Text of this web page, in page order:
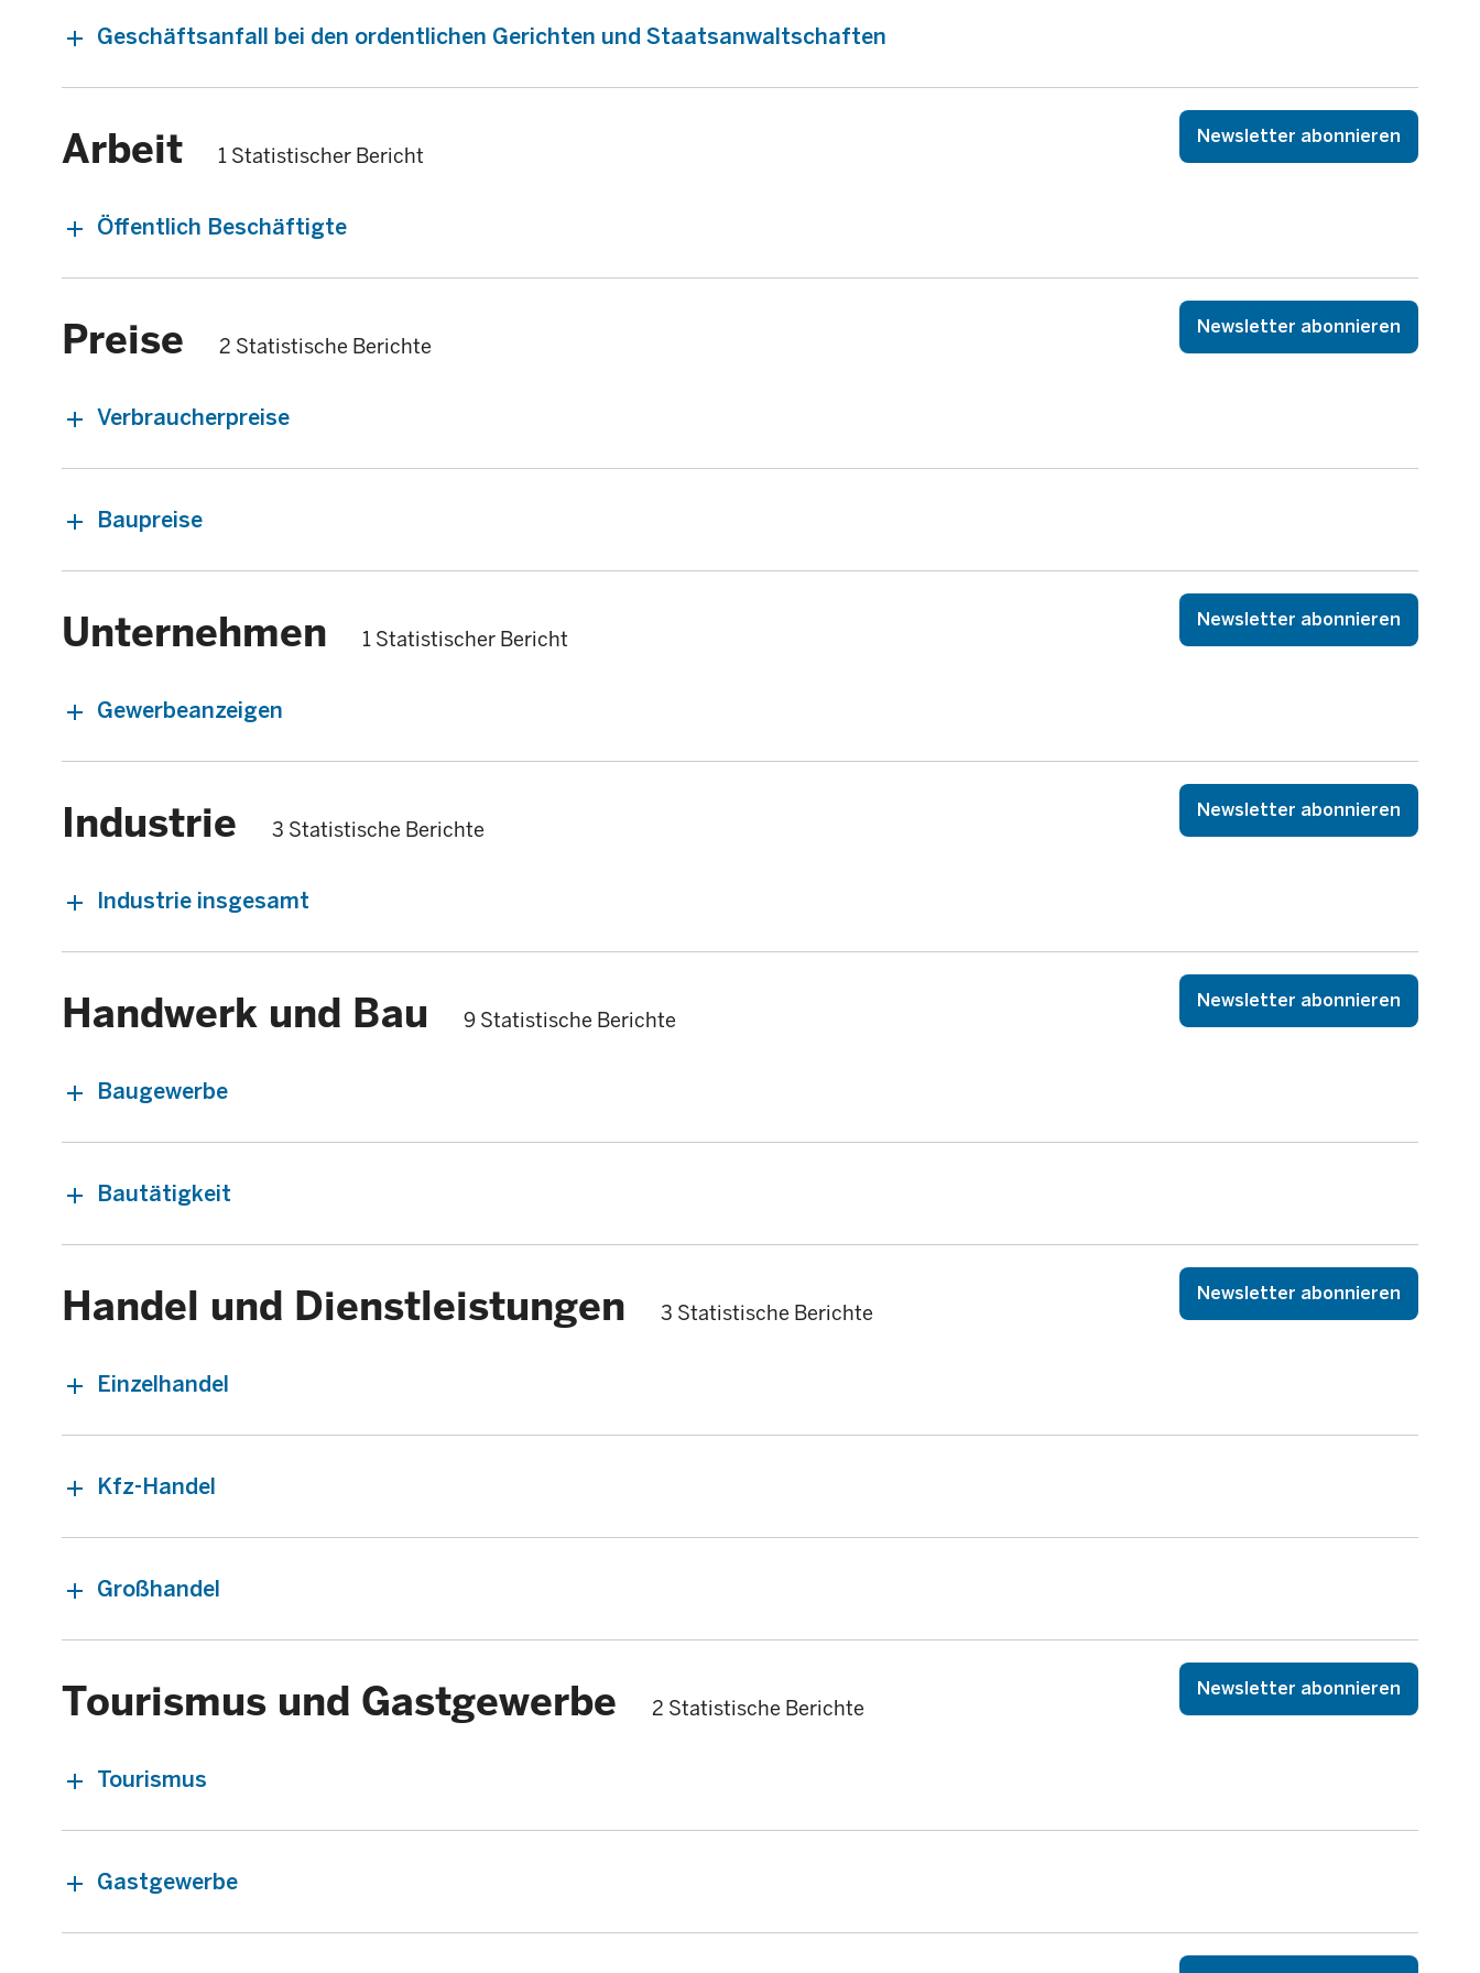
Geschäftsanfall bei den ordentlichen Gerichten und Staatsanwaltschaften
Arbeit 1 Statistischer Bericht
Newsletter abonnieren
Öffentlich Beschäftigte
Preise 2 Statistische Berichte
Newsletter abonnieren
Verbraucherpreise
Baupreise
Unternehmen 1 Statistischer Bericht
Newsletter abonnieren
Gewerbeanzeigen
Industrie 3 Statistische Berichte
Newsletter abonnieren
Industrie insgesamt
Handwerk und Bau 9 Statistische Berichte
Newsletter abonnieren
Baugewerbe
Bautätigkeit
Handel und Dienstleistungen 3 Statistische Berichte
Newsletter abonnieren
Einzelhandel
Kfz-Handel
Großhandel
Tourismus und Gastgewerbe 2 Statistische Berichte
Newsletter abonnieren
Tourismus
Gastgewerbe